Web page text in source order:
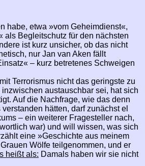
habe, etwa »vom Geheimdienst«,
als Begleitschutz für den nächsten
ist kurz unsicher, ob das nicht
nur Jan van Aken fällt
– kurz betretenes Schweigen
Terrorismus nicht das geringste zu
austauschbar sei, hat sich
Auf die Nachfrage, wie das denn
hätten, darf zunächst el
– ein weiterer Fragesteller nach,
war) und will wissen, was sich
eine »Geschichte aus meinem
Wölfe teilgenommen, und er
heißt als: Damals haben wir sie nicht